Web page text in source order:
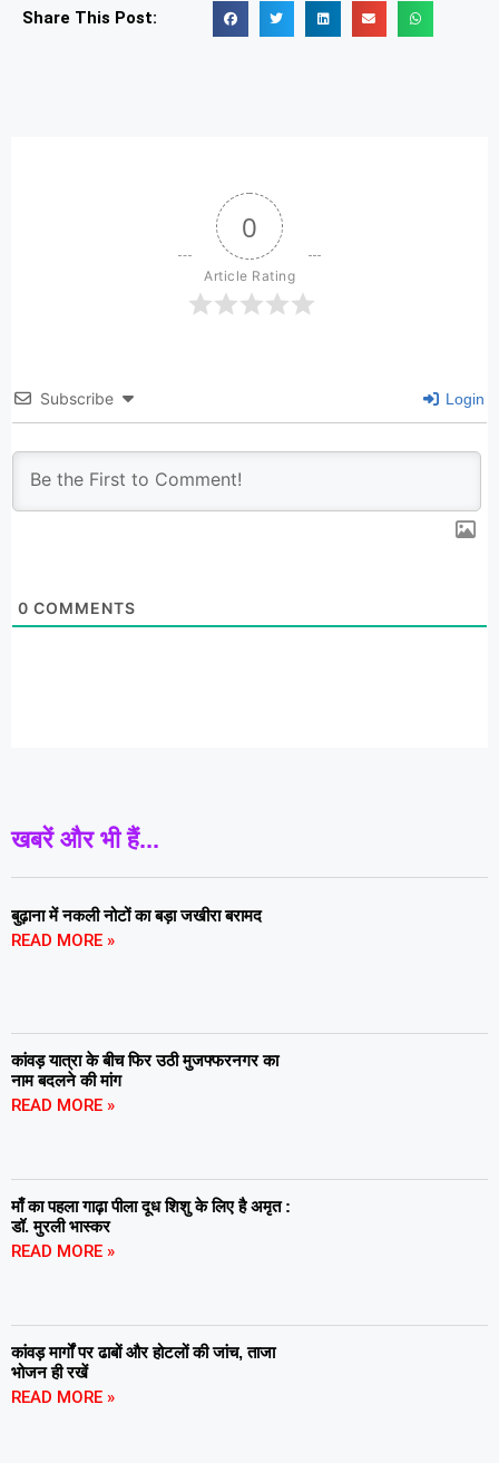
Share This Post:
0
Article Rating
Subscribe Login
0 COMMENTS
खबरें और भी हैं...
बुढ़ाना में नकली नोटों का बड़ा जखीरा बरामद
READ MORE »
कांवड़ यात्रा के बीच फिर उठी मुजफ्फरनगर का
नाम बदलने की मांग
READ MORE »
माँ का पहला गाढ़ा पीला दूध शिशु के लिए है अमृत :
डॉ. मुरली भास्कर
READ MORE »
कांवड़ मार्गों पर ढाबों और होटलों की जांच, ताजा
भोजन ही रखें
READ MORE »